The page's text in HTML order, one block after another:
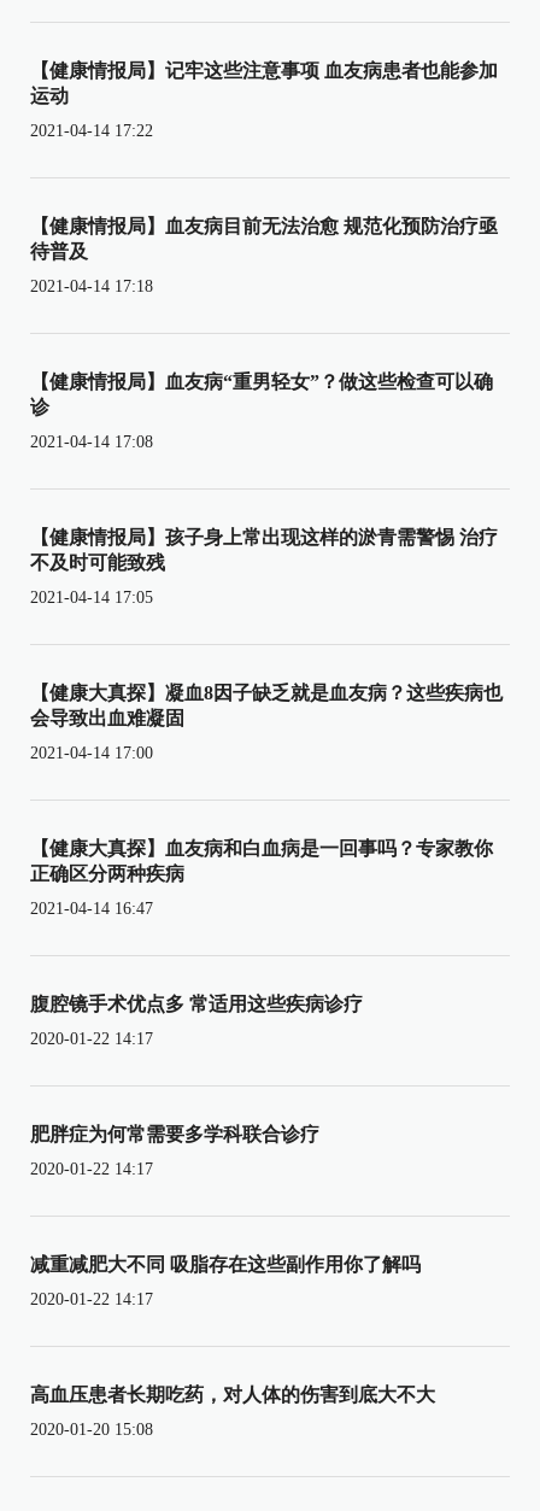
【健康情报局】记牢这些注意事项 血友病患者也能参加
运动
2021-04-14 17:22
【健康情报局】血友病目前无法治愈 规范化预防治疗亟
待普及
2021-04-14 17:18
【健康情报局】血友病“重男轻女”？做这些检查可以确
诊
2021-04-14 17:08
【健康情报局】孩子身上常出现这样的淤青需警惕 治疗
不及时可能致残
2021-04-14 17:05
【健康大真探】凝血8因子缺乏就是血友病？这些疾病也
会导致出血难凝固
2021-04-14 17:00
【健康大真探】血友病和白血病是一回事吗？专家教你
正确区分两种疾病
2021-04-14 16:47
腹腔镜手术优点多 常适用这些疾病诊疗
2020-01-22 14:17
肥胖症为何常需要多学科联合诊疗
2020-01-22 14:17
减重减肥大不同 吸脂存在这些副作用你了解吗
2020-01-22 14:17
高血压患者长期吃药，对人体的伤害到底大不大
2020-01-20 15:08